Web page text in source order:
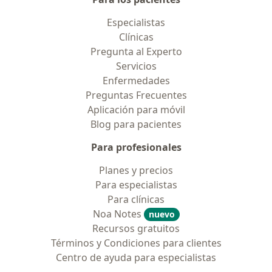
Especialistas
Clínicas
Pregunta al Experto
Servicios
Enfermedades
Preguntas Frecuentes
Aplicación para móvil
Blog para pacientes
Para profesionales
Planes y precios
Para especialistas
Para clínicas
Noa Notes
nuevo
Recursos gratuitos
Términos y Condiciones para clientes
Centro de ayuda para especialistas